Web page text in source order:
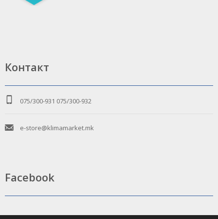
Контакт
075/300-931 075/300-932
e-store@klimamarket.mk
Facebook